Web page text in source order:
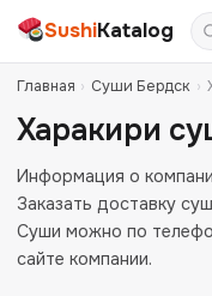
SushiKatalog
Главная › Суши Бердск ›
Харакири
Информация о
Заказать доставку
Cуши можно по
сайте компании.